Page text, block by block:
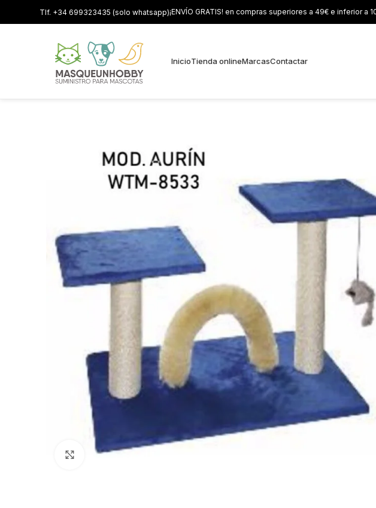
Tlf. +34 699323435 (solo whatsapp)¡ENVÍO GRATIS! en compras superiores a 49€ e inferior a
InicioTienda onlineMarcasContactar
Haga clic para ampliar